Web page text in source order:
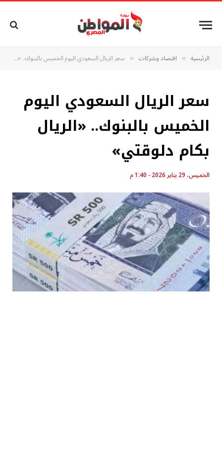
الرئيسية » اقتصاد وشركات » سعر الريال السعودي اليوم الخميس بالبنوك.. «الريال بكام دلوقتي»
سعر الريال السعودي اليوم
الخميس بالبنوك.. «الريال
بكام دلوقتي»
الخميس، 29 يناير 2026 - 1:40 م